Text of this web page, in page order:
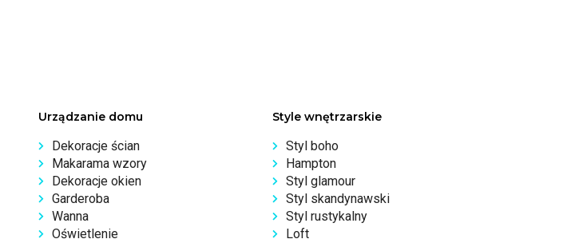
Urządzanie domu
Dekoracje ścian
Makarama wzory
Dekoracje okien
Garderoba
Wanna
Oświetlenie
Style wnętrzarskie
Styl boho
Hampton
Styl glamour
Styl skandynawski
Styl rustykalny
Loft